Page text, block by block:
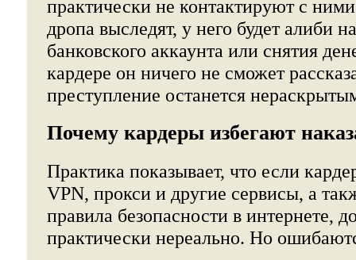
практически не контактируют с
дропа выследят, у него будет алиби
банковского аккаунта или снятия
кардере он ничего не сможет
преступление останется
Почему кардеры избегают
Практика показывает, что если
VPN, прокси и другие сервисы, а
правила безопасности в интернете,
практически нереально. Но